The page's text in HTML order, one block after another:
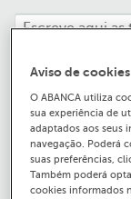
O que
prazo
Aviso de cookies
O ABANCA utiliza
sua experiência de
adaptados aos seus
navegação. Poderá
suas preferências,
Também poderá
cookies informados